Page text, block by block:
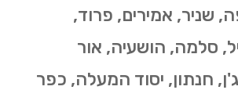
שניר, אמירים, פרוד,
סלמה, הושעיה, אור
חנתון, יסוד המעלה, כפר